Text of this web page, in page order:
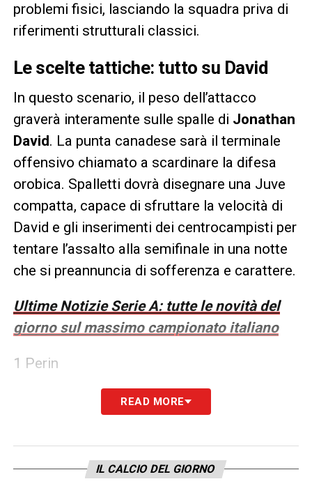
problemi fisici, lasciando la squadra priva di
riferimenti strutturali classici.
Le scelte tattiche: tutto su David
In questo scenario, il peso dell’attacco
graverà interamente sulle spalle di Jonathan
David. La punta canadese sarà il terminale
offensivo chiamato a scardinare la difesa
orobica. Spalletti dovrà disegnare una Juve
compatta, capace di sfruttare la velocità di
David e gli inserimenti dei centrocampisti per
tentare l’assalto alla semifinale in una notte
che si preannuncia di sofferenza e carattere.
Ultime Notizie Serie A: tutte le novità del
giorno sul massimo campionato italiano
1 Perin
4 Gatti
READ MORE
IL CALCIO DEL GIORNO